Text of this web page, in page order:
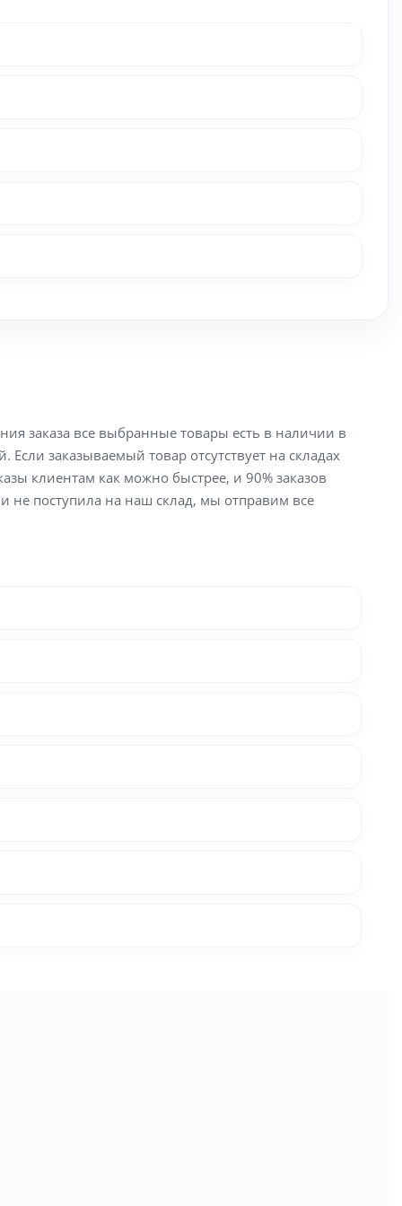
заказа все выбранные товары есть в наличии в
заказываемый товар отсутствует на складах
клиентам как можно быстрее, и 90% заказов
не поступила на наш склад, мы отправим все